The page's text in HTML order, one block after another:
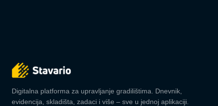
Digitalna platforma za upravljanje gradilištima. Dnevnik,
evidencija, skladišta, zadaci i više – sve u jednoj aplikaciji.